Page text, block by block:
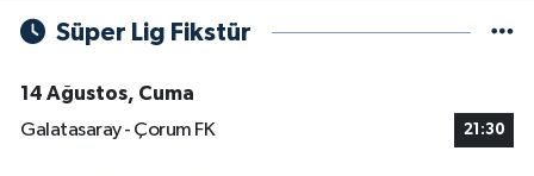
Süper Lig Fikstür
14 Ağustos, Cuma
Galatasaray - Çorum FK
21:30